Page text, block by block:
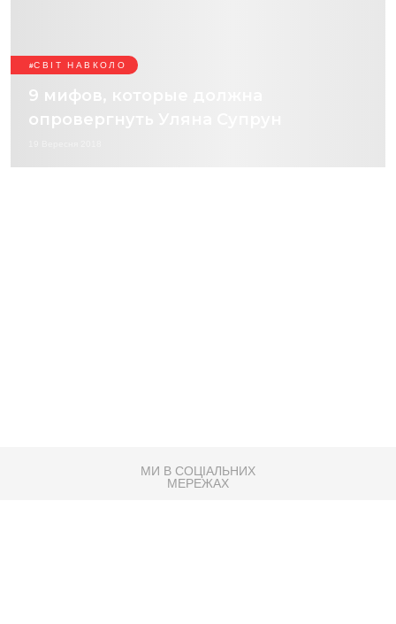
СВІТ НАВКОЛО
9 мифов, которые должна
опровергнуть Уляна Супрун
МИ В СОЦІАЛЬНИХ
МЕРЕЖАХ